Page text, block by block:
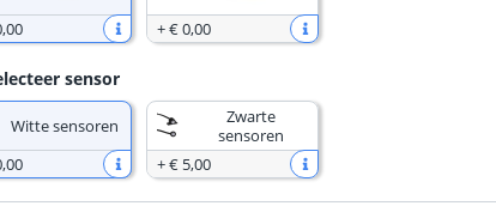
,00 +€ 0,00
sensor
Witte sensoren
,00
Zwarte
sensoren
+€ 5,00